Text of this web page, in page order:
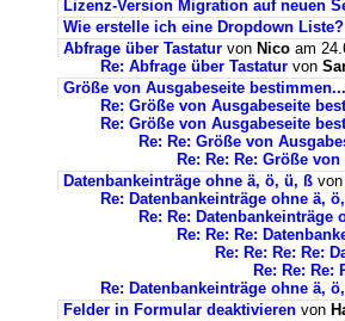
Lizenz-Version Migration auf neuen
Wie erstelle ich eine Dropdown Liste?
Abfrage über Tastatur von Nico am
Re: Abfrage über Tastatur von
Größe von Ausgabeseite bestimmen...
Re: Größe von Ausgabeseite
Re: Größe von Ausgabeseite
Re: Re: Größe von
Re: Re: Re: Größe
Datenbankeinträge ohne ä, ö, ü, ß von
Re: Datenbankeinträge ohne ä,
Re: Re: Datenbankeinträge
Re: Re: Re:
Re: Re: Re: Re:
Re: Re: Re:
Re: Datenbankeinträge ohne ä,
Felder in Formular deaktivieren von